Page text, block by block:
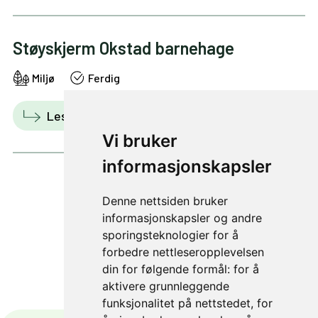
Vi bruker
informasjonskapsler
Denne nettsiden bruker
informasjonskapsler og andre
sporingsteknologier for å
forbedre nettleseropplevelsen
din for følgende formål: for å
aktivere grunnleggende
funksjonalitet på nettstedet, for
Støyskjerm Okstad barnehage
Miljø Ferdig
Les mer
1 av 3